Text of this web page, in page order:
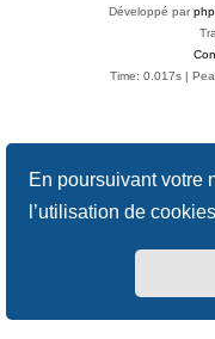
En poursuivant votre
l’utilisation de
Développé par
Time: 0.017s |